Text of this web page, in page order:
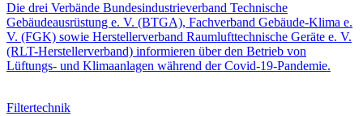
Die drei Verbände Bundesindustrieverband Technische
Gebäudeausrüstung e. V. (BTGA), Fachverband Gebäude-Klima e.
V. (FGK) sowie Herstellerverband Raumlufttechnische Geräte e. V.
(RLT-Herstellerverband) informieren über den Betrieb von
Lüftungs- und Klimaanlagen während der Covid-19-Pandemie.
Filtertechnik